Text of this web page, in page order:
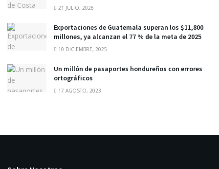
21 JULIO, 2026
Exportaciones de Guatemala superan los $11,800
millones, ya alcanzan el 77 % de la meta de 2025
10 DICIEMBRE, 2025
Un millón de pasaportes hondureños con errores
ortográficos
17 AGOSTO, 2023